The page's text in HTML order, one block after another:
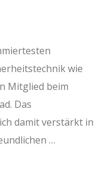
wie
Mitglied beim
Das
damit verstärkt in
…